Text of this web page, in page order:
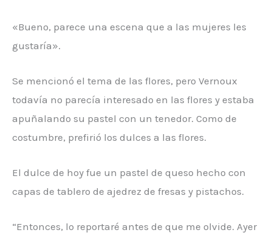
«Bueno, parece una escena que a las mujeres les
gustaría».
Se mencionó el tema de las flores, pero Vernoux
todavía no parecía interesado en las flores y estaba
apuñalando su pastel con un tenedor. Como de
costumbre, prefirió los dulces a las flores.
El dulce de hoy fue un pastel de queso hecho con
capas de tablero de ajedrez de fresas y pistachos.
“Entonces, lo reportaré antes de que me olvide. Ayer